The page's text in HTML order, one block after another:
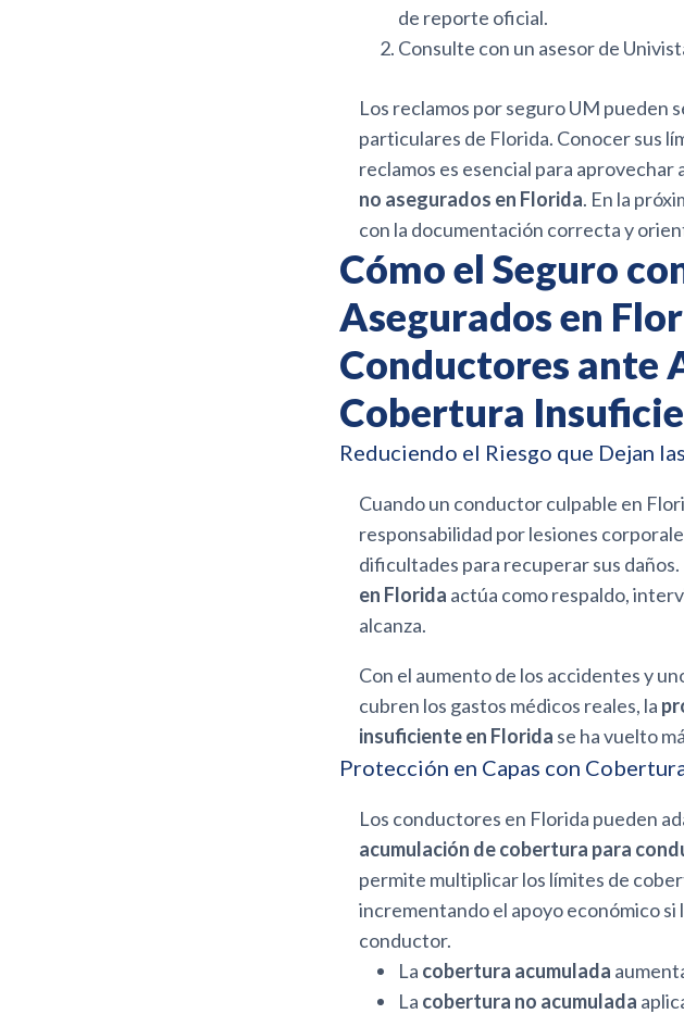
de reporte oficial.
Consulte con un asesor de
Los reclamos por seguro UM pueden
particulares de Florida. Conocer sus
reclamos es esencial para aprovechar
no asegurados en Florida. En la
con la documentación correcta y
Cómo el Seguro
Asegurados en
Conductores ante
Cobertura
Reduciendo el Riesgo que Dejan
Cuando un conductor culpable en
responsabilidad por lesiones
dificultades para recuperar sus daños.
en Florida actúa como respaldo,
alcanza.
Con el aumento de los accidentes y
cubren los gastos médicos reales, la
insuficiente en Florida se ha vuelto
Protección en Capas con
Los conductores en Florida pueden
acumulación de cobertura para
permite multiplicar los límites de
incrementando el apoyo económico si
conductor.
La cobertura acumulada
La cobertura no acumulada